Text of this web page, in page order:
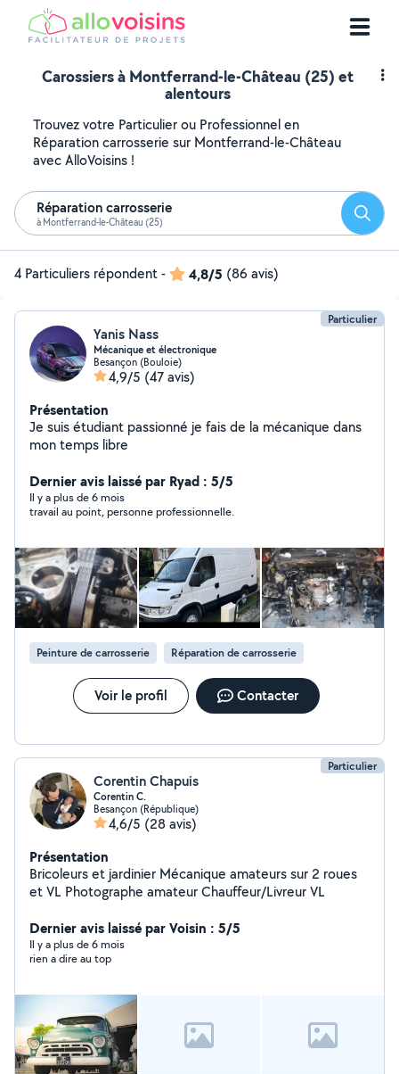
Carossiers à Montferrand-le-Château (25) et
alentours
Trouvez votre Particulier ou Professionnel en
Réparation carrosserie sur Montferrand-le-Château
avec AlloVoisins !
Réparation carrosserie
à Montferrand-le-Château (25)
4 Particuliers répondent- 4,8/5 (86 avis)
Particulier
Yanis Nass
Mécanique et électronique
Besançon (Bouloie)
4,9/5 (47 avis)
Présentation
Je suis étudiant passionné je fais de la mécanique dans
mon temps libre
Dernier avis laissé par Ryad : 5/5
Il y a plus de 6 mois
travail au point, personne professionnelle.
Peinture de carrosserie Réparation de carrosserie
Voir le profil Contacter
Particulier
Corentin Chapuis
Corentin C.
Besançon (République)
4,6/5 (28 avis)
Présentation
Bricoleurs et jardinier Mécanique amateurs sur 2 roues
et VL Photographe amateur Chauffeur/Livreur VL
Dernier avis laissé par Voisin : 5/5
Il y a plus de 6 mois
rien a dire au top